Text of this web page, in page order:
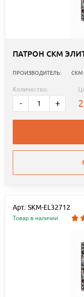
ПАТРОН СКМ
ПРОИЗВОДИТЕЛЬ: СКМ
Количество:
- +
Арт.: SKM-EL32712
Товар в наличии